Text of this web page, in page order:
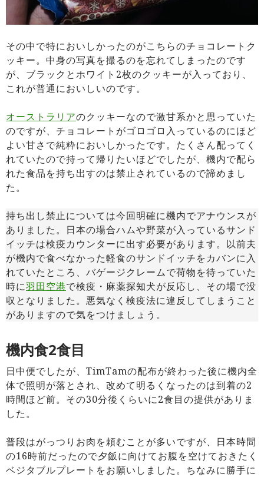
その中で特においしかったのがこちらのチョコレートク
ッキー。中身の写真を撮るのを忘れてしまったのです
が、ブラックとホワイト2枚のクッキーが入っており、
これが普通においしいのです。
オーストラリアのクッキーなので激甘系かと思っていた
のですが、チョコレートがゴロゴロ入っているのにほど
よい甘さで純粋においしかったです。たくさん配ってく
れていたので持って帰りたいほどでしたが、機内で配ら
れた食品を持ち出すのは禁止されているので諦めまし
た。
持ち出し禁止については今回明確に機内でアナウンスが
ありました。日本の場合ハムや野菜が入っているサンド
イッチは検疫カウンターに出す必要があります。以前夫
が機内で食べなかった軽食のサンドイッチをカバンに入
れていたところ、バゲージクレームで荷物を待っていた
時に羽田空港で検疫・麻薬探知犬が反応し、その場で没
収となりました。悪気なく検疫法に違反してしまうこと
がありますので気をつけましょう。
機内食2食目
日中便でしたが、TimTamの配布が終わった後に機内全
体で照明が落とされ、改めて明るくなったのは到着の2
時間ほど前。その30分後くらいに2食目の提供がありま
した。
普段はがっつりお肉を頼むことが多いですが、日本時間
の16時前だったので夕飯に向けてお腹を空けておきたく
ベジタブルプレートをお願いしました。ちなみに勝手に